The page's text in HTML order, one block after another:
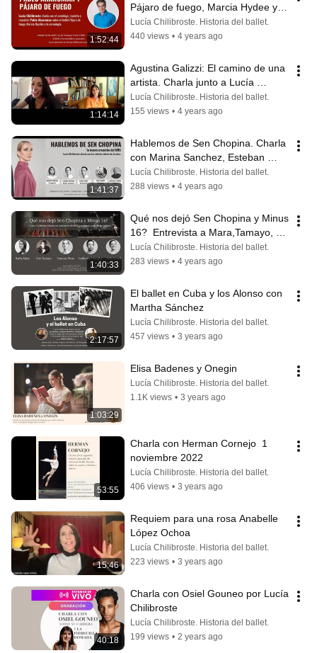
1:52:44
Pájaro de fuego, Marcia Hydee y la
coreología
Lucía Chilibroste. Historia del ballet.
440 views • 4 years ago
1:14:14
Agustina Galizzi: El camino de una
artista. Charla junto a Lucía
Chilibroste
Lucía Chilibroste. Historia del ballet.
155 views • 4 years ago
1:41:37
Hablemos de Sen Chopina. Charla
con Marina Sanchez, Esteban
Urtiaga, Pablo Pulido, Gustavo
Petkoff
Lucía Chilibroste. Historia del ballet.
288 views • 4 years ago
1:40:33
Qué nos dejó Sen Chopina y Minus
16?  Entrevista a Mara,Tamayo,
Fleita, Gonzalez y Newell
Lucía Chilibroste. Historia del ballet.
283 views • 4 years ago
2:17:57
El ballet en Cuba y los Alonso con
Martha Sánchez
Lucía Chilibroste. Historia del ballet.
457 views • 3 years ago
1:03:29
Elisa Badenes y Onegin
Lucía Chilibroste. Historia del ballet.
1.1K views • 3 years ago
53:55
Charla con Herman Cornejo  1
noviembre 2022
Lucía Chilibroste. Historia del ballet.
406 views • 3 years ago
15:46
Requiem para una rosa Anabelle
López Ochoa
Lucía Chilibroste. Historia del ballet.
223 views • 3 years ago
40:18
Charla con Osiel Gouneo por Lucía
Chilibroste
Lucía Chilibroste. Historia del ballet.
199 views • 2 years ago